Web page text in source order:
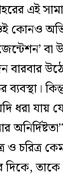
এই
কোনও
বারবার
ধরা যায়
অনির্দিষ্টতা’
ওচরিত্র
তাকে